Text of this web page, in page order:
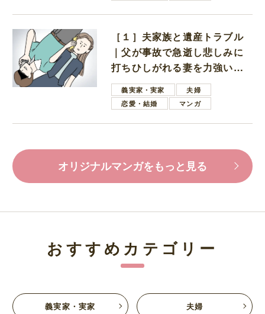
［１］夫家族と遺産トラブル
｜父が事故で急逝し悲しみに
打ちひしがれる妻を力強い言
葉で励ます夫
義実家・実家
夫婦
恋愛・結婚
マンガ
オリジナルマンガをもっと見る
おすすめカテゴリー
義実家・実家 夫婦